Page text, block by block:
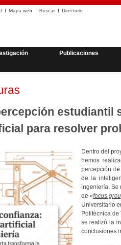
Mapa web Buscar Directorio
Publicaciones
estudiantil
para resolver
Dentro del
hemos
percepción
de la
ingeniería. Se
de «focus
Universitario
Politècnica de
se realizó la
conclusiones